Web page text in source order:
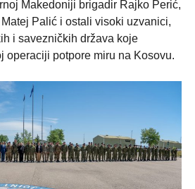
Makedoniji brigadir Rajko Perić,
Palić i ostali visoki uzvanici,
i savezničkih država koje
operaciji potpore miru na Kosovu.